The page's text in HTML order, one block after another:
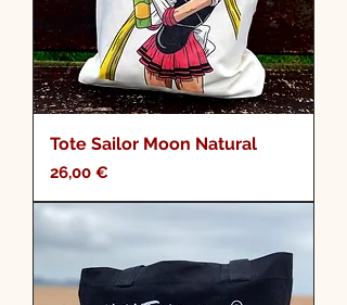
Tote Sailor Moon Natural
Precio
26,00 €